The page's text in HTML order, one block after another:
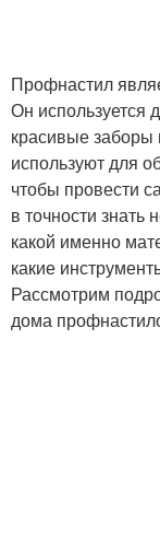
Профнастил
Он используется
красивые заборы
используют для
чтобы провести
в точности
какой именно
какие
Рассмотрим
дома